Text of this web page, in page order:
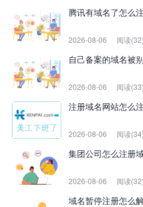
腾讯有域名了怎么
2026-08-06 阅读(32)
自己备案的域名被
2026-08-06 阅读(33)
注册域名网站怎么
2026-08-06 阅读(34)
集团公司怎么注册
2026-08-06 阅读(32)
域名暂停注册怎么